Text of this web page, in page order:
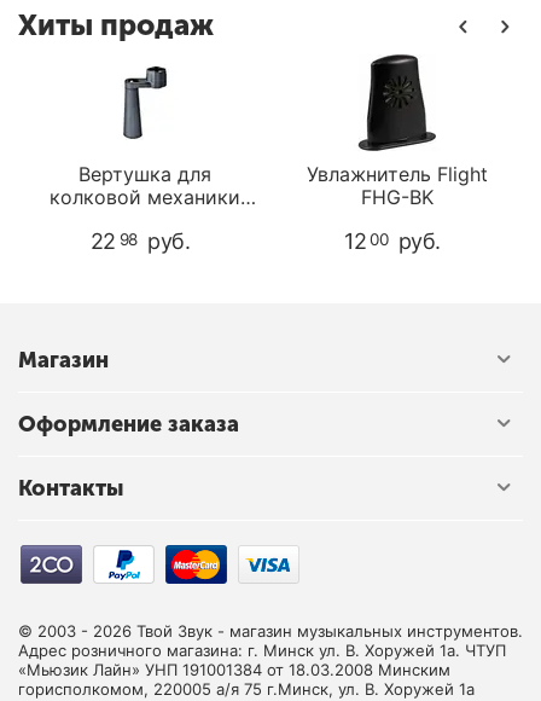
Хиты продаж
Вертушка для
колковой механики
22 98 руб.
Увлажнитель Flight
FHG-BK
1200 руб.
Магазин
Оформление заказа
Контакты
© 2003 - 2026 Твой Звук - магазин музыкальных инструментов.
Адрес розничного магазина: г. Минск ул. В. Хоружей 1а. ЧТУП
«Мьюзик Лайн» УНП 191001384 от 18.03.2008 Минским
горисполкомом, 220005 а/я 75 г.Минск, ул. В. Хоружей 1а